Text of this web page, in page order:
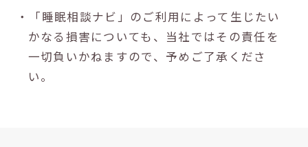
・「睡眠相談ナビ」のご利用によって生じたい
かなる損害についても、当社ではその責任を
一切負いかねますので、予めご了承くださ
い。